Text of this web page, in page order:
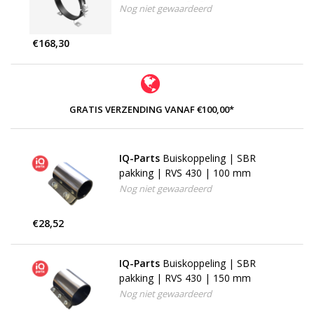
Nog niet gewaardeerd
€168,30
GRATIS VERZENDING VANAF €100,00*
IQ-Parts Buiskoppeling | SBR
pakking | RVS 430 | 100 mm
Nog niet gewaardeerd
€28,52
IQ-Parts Buiskoppeling | SBR
pakking | RVS 430 | 150 mm
Nog niet gewaardeerd